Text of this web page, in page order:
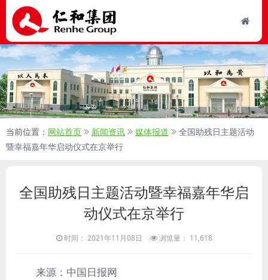
当前位置： 网站首页 新闻资讯 媒体报道
全国助残日主题活动
暨幸福嘉年华启动仪式在京举行
全国助残日主题活动暨幸福嘉年华启
动仪式在京举行
时间： 2021年11月08日 浏览量： 11,618
来源：中国日报网